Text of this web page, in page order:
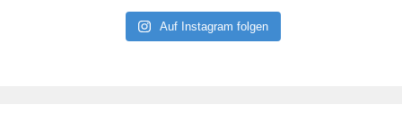
Auf Instagram folgen